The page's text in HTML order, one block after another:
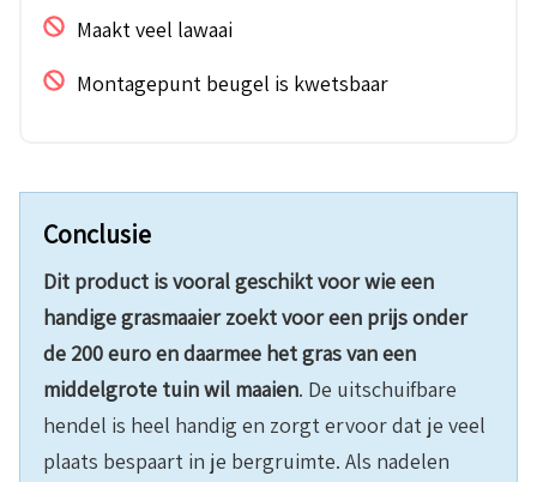
Maakt veel lawaai
Montagepunt beugel is kwetsbaar
Conclusie
Dit product is vooral geschikt voor wie een
handige grasmaaier zoekt voor een prijs onder
de 200 euro en daarmee het gras van een
middelgrote tuin wil maaien. De uitschuifbare
hendel is heel handig en zorgt ervoor dat je veel
plaats bespaart in je bergruimte. Als nadelen